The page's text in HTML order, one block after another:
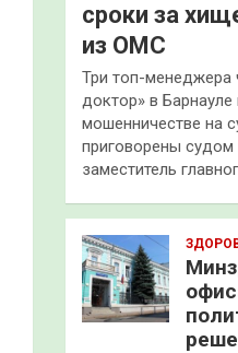
сроки за
из ОМС
Три топ-менеджера
доктор» в
мошенничестве на
приговорены
заместитель